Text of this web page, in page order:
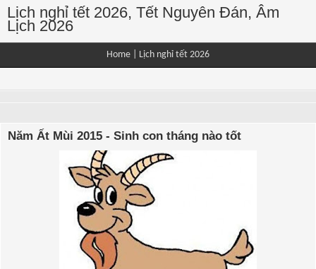
Lịch nghỉ tết 2026, Tết Nguyên Đán, Âm
Lịch 2026
Home Lịch nghỉ tết 2026
Năm Ất Mùi 2015 - Sinh con tháng nào tốt